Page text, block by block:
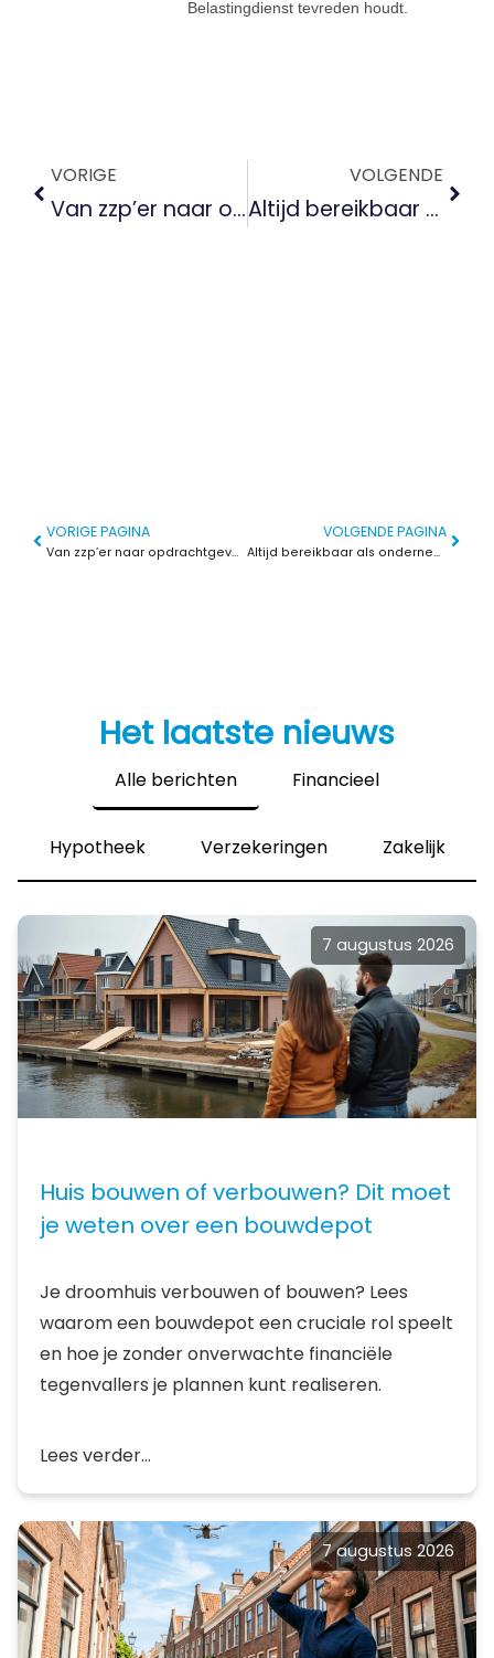
Belastingdienst tevreden houdt.
VORIGE
Van zzp’er naar opdrachtgever: wat er verandert als je gaat groeien
VOLGENDE
Altijd bereikbaar als ondernemer? Zo vind je weer balans en rust
VORIGE PAGINA
Van zzp’er naar opdrachtgever: wat er verandert als je gaat groeien
VOLGENDE PAGINA
Altijd bereikbaar als ondernemer? Zo vind je weer balans en rust
Het laatste nieuws
Alle berichten Financieel
Hypotheek Verzekeringen Zakelijk
7 augustus 2026
Huis bouwen of verbouwen? Dit moet
je weten over een bouwdepot
Je droomhuis verbouwen of bouwen? Lees
waarom een bouwdepot een cruciale rol speelt
en hoe je zonder onverwachte financiële
tegenvallers je plannen kunt realiseren.
Lees verder...
7 augustus 2026